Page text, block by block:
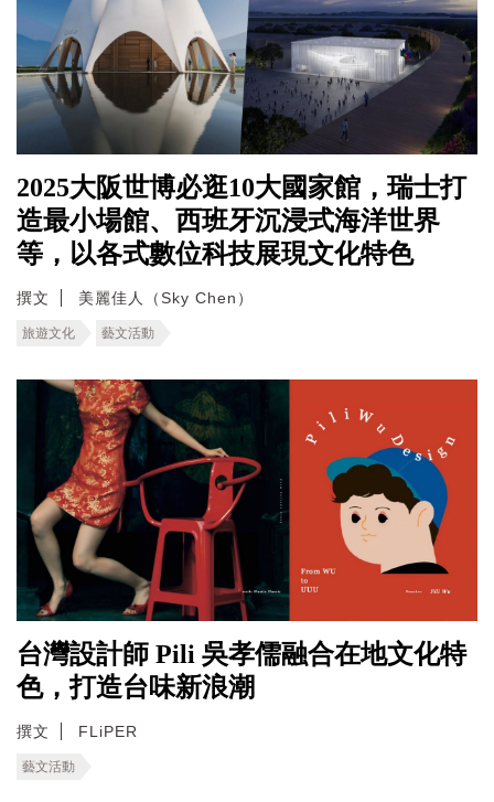
2025大阪世博必逛10大國家館，瑞士打
造最小場館、西班牙沉浸式海洋世界
等，以各式數位科技展現文化特色
撰文 美麗佳人（Sky Chen）
旅遊文化 藝文活動
台灣設計師 Pili 吳孝儒融合在地文化特
色，打造台味新浪潮
撰文 FLiPER
藝文活動